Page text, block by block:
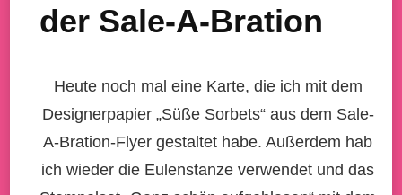
der Sale-A-Bration
Heute noch mal eine Karte, die ich mit dem
Designerpapier „Süße Sorbets“ aus dem Sale-
A-Bration-Flyer gestaltet habe. Außerdem hab
ich wieder die Eulenstanze verwendet und das